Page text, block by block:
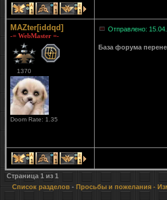
1 1 1
MAZter[iddqd]
-= WebMaster =-
1370
Doom Rate: 1.35
Отправлено:
База форума
1 1 1
Страница 1из 1
Список разделов - Просьбы и пожелания -